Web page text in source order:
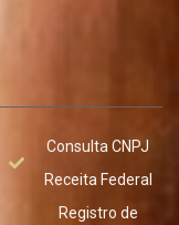
Consulta CNPJ
Receita Federal
Registro de